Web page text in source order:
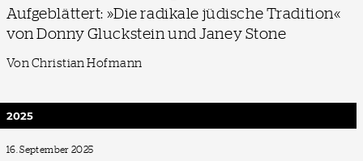
Aufgeblättert: »Die radikale jüdische Tradition«
von Donny Gluckstein und Janey Stone
Von Christian Hofmann
2025
16. September 2025